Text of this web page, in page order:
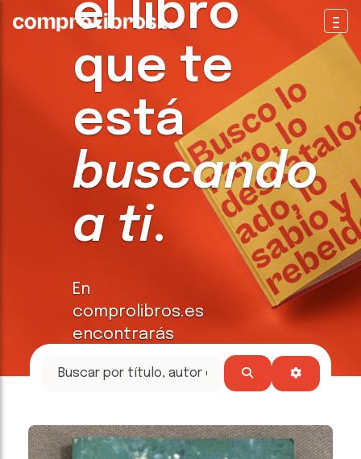
el libro
que te
está
buscando
a ti.
En
comprolibros.es
encontrarás
tesoros